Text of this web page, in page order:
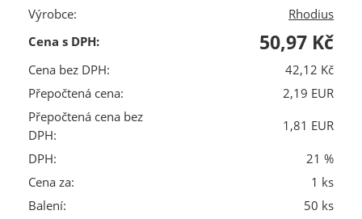
Výrobce:
Rhodius
Cena s DPH:
50,97 Kč
Cena bez DPH:
42,12 Kč
Přepočtená cena:
2,19 EUR
Přepočtená cena bez
DPH:
1,81 EUR
DPH:
21 %
Cena za:
1 ks
Balení:
50 ks